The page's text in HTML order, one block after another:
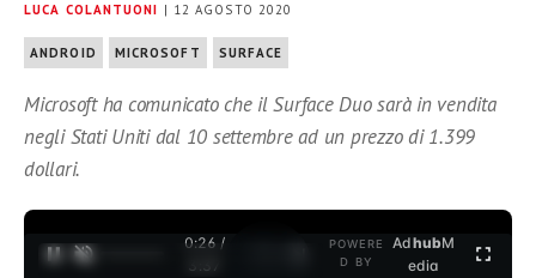
LUCA COLANTUONI | 12 AGOSTO 2020
ANDROID MICROSOFT SURFACE
Microsoft ha comunicato che il Surface Duo sarà in vendita
negli Stati Uniti dal 10 settembre ad un prezzo di 1.399
dollari.
0:27 /
3:37
POWERE
D BY
AdhubM
edia